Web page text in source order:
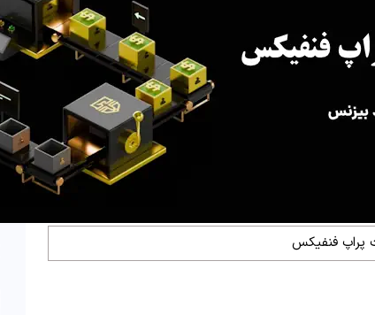
پراپ فنفیکس